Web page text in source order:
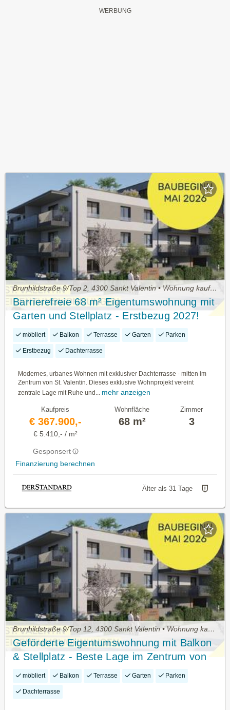
Brunhildstraße 9/Top 2, 4300 Sankt Valentin • Wohnung kaufen
Barrierefreie 68 m² Eigentumswohnung mit
Garten und Stellplatz - Erstbezug 2027!
möbliert Balkon Terrasse Garten Parken
Erstbezug Dachterrasse
Modernes, urbanes Wohnen mit exklusiver Dachterrasse - mitten im
Zentrum von St. Valentin. Dieses exklusive Wohnprojekt vereint
zentrale Lage mit Ruhe und... mehr anzeigen
Kaufpreis
€ 367.900,-
€ 5.410,- / m²
Gesponsert
Finanzierung berechnen
Wohnfläche
68 m²
Zimmer
3
Älter als 31 Tage
Brunhildstraße 9/Top 12, 4300 Sankt Valentin • Wohnung kaufen
Geförderte Eigentumswohnung mit Balkon
& Stellplatz - Beste Lage im Zentrum von
St. Valentin
möbliert Balkon Terrasse Garten Parken
Dachterrasse